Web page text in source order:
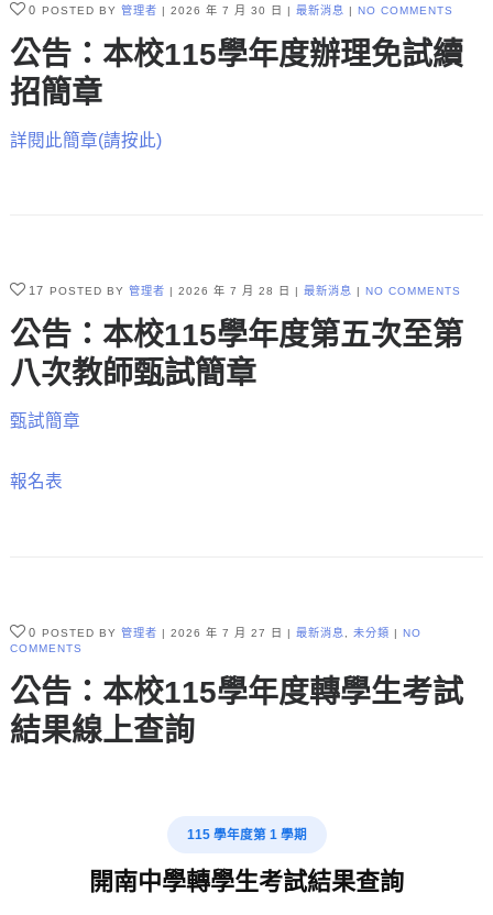
0 POSTED BY 管理者 2026 年 7 月 30 日 最新消息 NO COMMENTS
公告：本校115學年度辦理免試續
招簡章
詳閱此簡章(請按此)
17 POSTED BY 管理者 2026 年 7 月 28 日 最新消息 NO COMMENTS
公告：本校115學年度第五次至第
八次教師甄試簡章
甄試簡章
報名表
0 POSTED BY 管理者 2026 年 7 月 27 日 最新消息 未分類
NO
COMMENTS
公告：本校115學年度轉學生考試
結果線上查詢
115 學年度第 1 學期
開南中學轉學生考試結果查詢